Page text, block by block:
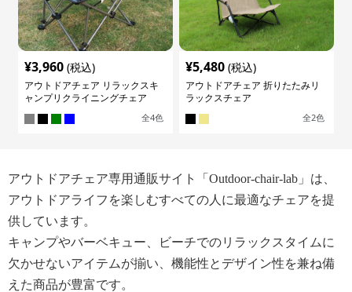
¥3,960 (税込)
アウトドアチェア リラックスキ
ャンプリクライニングチェア
全4色
¥5,480 (税込)
アウトドアチェア 折りたたみリ
ラックスチェア
全2色
アウトドアチェア専用通販サイト「Outdoor-chair-lab」は、
アウトドアライフを楽しむすべての人に最適なチェアを提
供しています。
キャンプやバーベキュー、ビーチでのリラックスタイムに
欠かせないアイテムが揃い、機能性とデザイン性を兼ね備
えた商品が豊富です。